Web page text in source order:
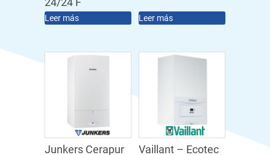
Leer más Leer más
Junkers Cerapur
Vaillant – Ecotec